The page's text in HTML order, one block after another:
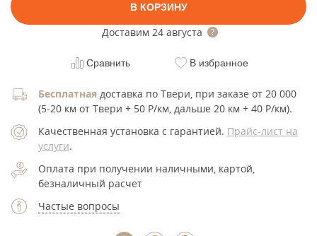
В КОРЗИНУ
Доставим 24 августа
Сравнить В избранное
Бесплатная доставка по Твери, при заказе от 20 000
(5-20 км от Твери + 50 Р/км, дальше 20 км + 40 Р/км).
Качественная установка с гарантией. Прайс-лист на
услуги.
Оплата при получении наличными, картой,
безналичный расчет
Частые вопросы